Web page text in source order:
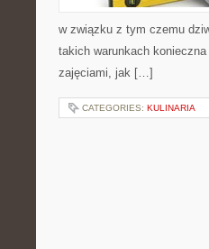
w związku z tym czemu
takich warunkach
zajęciami, jak […]
CATEGORIES: KULINARIA